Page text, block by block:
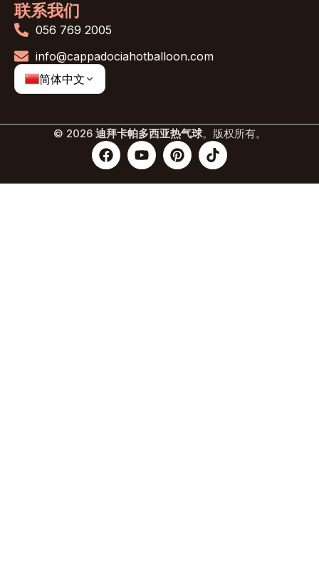
联系我们
056 769 2005
info@cappadociahotballoon.com
简体中文
© 2026 迪拜卡帕多西亚热气球。版权所有。